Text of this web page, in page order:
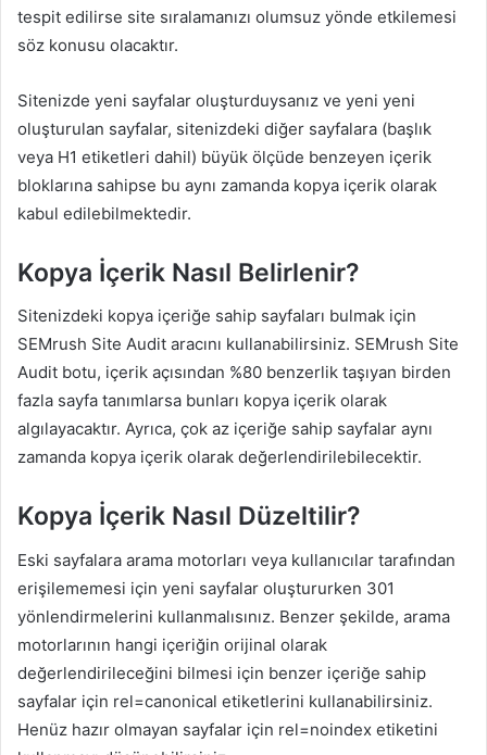
tespit edilirse site sıralamanızı olumsuz yönde etkilemesi
söz konusu olacaktır.
Sitenizde yeni sayfalar oluşturduysanız ve yeni yeni
oluşturulan sayfalar, sitenizdeki diğer sayfalara (başlık
veya H1 etiketleri dahil) büyük ölçüde benzeyen içerik
bloklarına sahipse bu aynı zamanda kopya içerik olarak
kabul edilebilmektedir.
Kopya İçerik Nasıl Belirlenir?
Sitenizdeki kopya içeriğe sahip sayfaları bulmak için
SEMrush Site Audit aracını kullanabilirsiniz. SEMrush Site
Audit botu, içerik açısından %80 benzerlik taşıyan birden
fazla sayfa tanımlarsa bunları kopya içerik olarak
algılayacaktır. Ayrıca, çok az içeriğe sahip sayfalar aynı
zamanda kopya içerik olarak değerlendirilebilecektir.
Kopya İçerik Nasıl Düzeltilir?
Eski sayfalara arama motorları veya kullanıcılar tarafından
erişilememesi için yeni sayfalar oluştururken 301
yönlendirmelerini kullanmalısınız. Benzer şekilde, arama
motorlarının hangi içeriğin orijinal olarak
değerlendirileceğini bilmesi için benzer içeriğe sahip
sayfalar için rel=canonical etiketlerini kullanabilirsiniz.
Henüz hazır olmayan sayfalar için rel=noindex etiketini